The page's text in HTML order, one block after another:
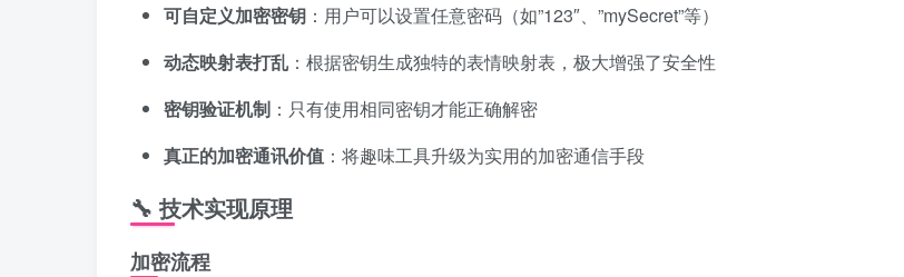
可自定义加密密钥 ：用户可以设置任意密码（如”123″、”mySecret”等）
动态映射表打乱 ：根据密钥生成独特的表情映射表，极大增强了安全性
密钥验证机制 ：只有使用相同密钥才能正确解密
真正的加密通讯价值 ：将趣味工具升级为实用的加密通信手段
🔧 技术实现原理
加密流程